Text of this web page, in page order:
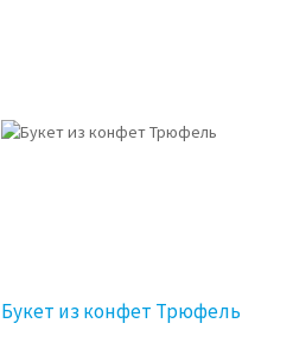
Букет из конфет Трюфель